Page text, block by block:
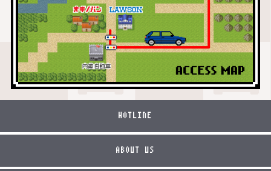
HOTLINE
ABOUT US